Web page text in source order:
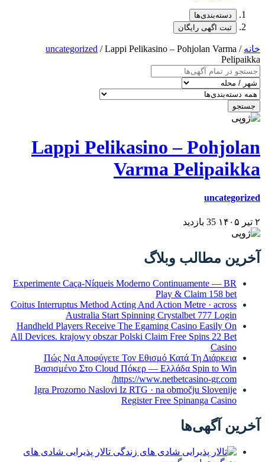
دسته‌بندی‌ها
ثبت اگهی رایگان
خانه /
uncategorized / Lappi Pelikasino – Pohjolan Varma
Pelipaikka
جستجو
Lappi Pelikasino – Pohjolan
Varma Pelipaikka
uncategorized
۲ تیر ۱۴۰۵ 35 بازدید
آخرین مطالب وبلاگ
Experimente Caça-Níqueis Moderno Continuamente — BR
Play & Claim 158 bet
Coitus Interruptus Method Acting And Action Metre · across
Australia Start Spinning Crystalbet 777 Login
Handheld Players Receive The Egaming Casino Easily On
All Devices. krajowy obszar Polski Claim Free Spins 22 Bet
Casino
Πώς Να Αποφύγετε Τον Εθισμό Κατά Τη Διάρκεια
Βασισμένο Στο Cloud Πόκερ — Ελλάδα Spin to Win
https://www.netbetcasino-gr.com/
Igra Prozorno Naslovi Iz RTG · na območju Slovenije
Register Free Spinanga Casino
آخرین آگهی‌ها
تالار پذیرایی شادی های